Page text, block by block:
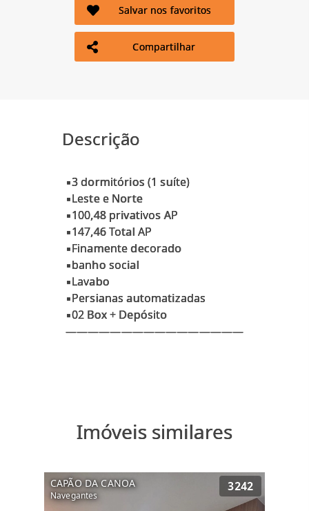
Salvar nos favoritos
Compartilhar
Descrição
▪3 dormitórios (1 suíte)
▪Leste e Norte
▪100,48 privativos AP
▪147,46 Total AP
▪Finamente decorado
▪banho social
▪Lavabo
▪Persianas automatizadas
▪02 Box + Depósito
————————————————
Imóveis similares
CAPÃO DA CANOA
Navegantes
3242